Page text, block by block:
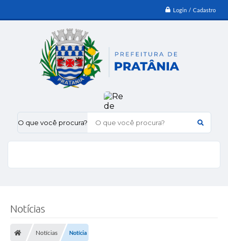
Login / Cadastro
O que você procura?
Notícias
Notícias Notícia